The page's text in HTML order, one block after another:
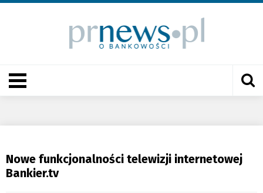
Nowe funkcjonalności telewizji internetowej
Bankier.tv